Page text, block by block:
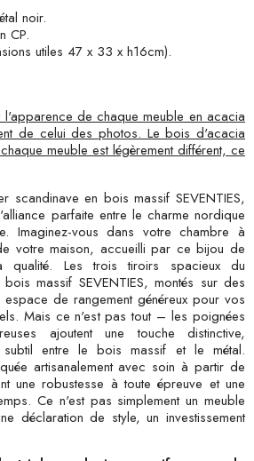
noir.
CP.
utiles 47 x 33 x h16cm).
de chaque meuble en acacia
de celui des photos. Le bois d'acacia
meuble est légèrement différent, ce
scandinave en bois massif SEVENTIES,
parfaite entre le charme nordique
Imaginez-vous dans votre chambre à
votre maison, accueilli par ce bijou de
Les trois tiroirs spacieux du
massif SEVENTIES, montés sur des
de rangement généreux pour vos
Mais ce n'est pas tout – les poignées
ajoutent une touche distinctive,
subtil entre le bois massif et le métal.
artisanalement avec soin à partir de
une robustesse à toute épreuve et une
Ce n'est pas simplement un meuble
déclaration de style, un investissement